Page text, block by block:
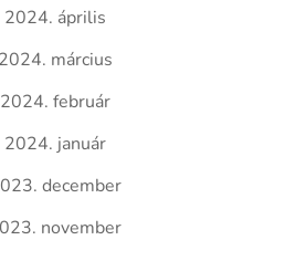
2024. április
2024. március
2024. február
2024. január
december
november